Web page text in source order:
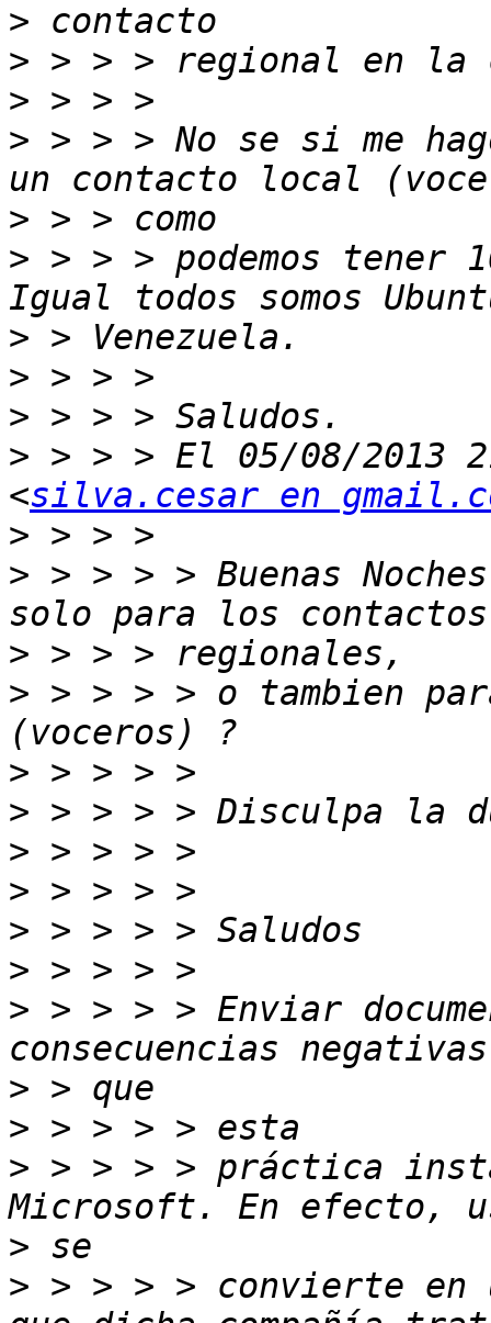
>
>
>
> > > > No se si me
>
> > > > podemos tener
>
>
>
> > > > El 05/08/2013
<silva.cesar en
>
> > > > > Buenas
>
> > > > > o tambien
>
>
>
>
>
>
> > > > > Enviar
>
>
> > > > > práctica
>
> > > > > convierte en